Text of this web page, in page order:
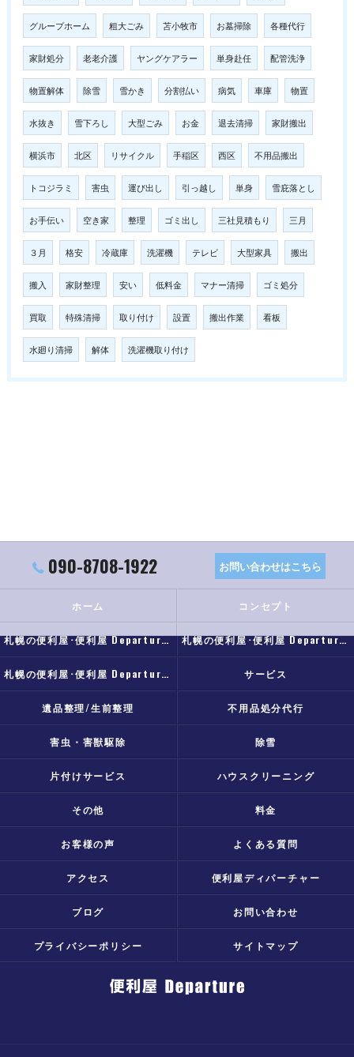
グループホーム 粗大ごみ 苫小牧市 お墓掃除 各種代行
家財処分 老老介護 ヤングケアラー 単身赴任 配管洗浄
物置解体 除雪 雪かき 分割払い 病気 車庫 物置
水抜き 雪下ろし 大型ごみ お金 退去清掃 家財搬出
横浜市 北区 リサイクル 手稲区 西区 不用品搬出
トコジラミ 害虫 運び出し 引っ越し 単身 雪庇落とし
お手伝い 空き家 整理 ゴミ出し 三社見積もり 三月
３月 格安 冷蔵庫 洗濯機 テレビ 大型家具 搬出
搬入 家財整理 安い 低料金 マナー清掃 ゴミ処分
買取 特殊清掃 取り付け 設置 搬出作業 看板
水廻り清掃 解体 洗濯機取り付け
090-8708-1922 お問い合わせはこちら
ホーム コンセプト
札幌の便利屋･便利屋 Departureの口コミ情報 札幌の便利屋･便利屋 Departureの評判
札幌の便利屋･便利屋 Departureのお客様の声 サービス
遺品整理/生前整理 不用品処分代行
害虫・害獣駆除 除雪
片付けサービス ハウスクリーニング
その他 料金
お客様の声 よくある質問
アクセス 便利屋ディパーチャー
ブログ お問い合わせ
プライバシーポリシー サイトマップ